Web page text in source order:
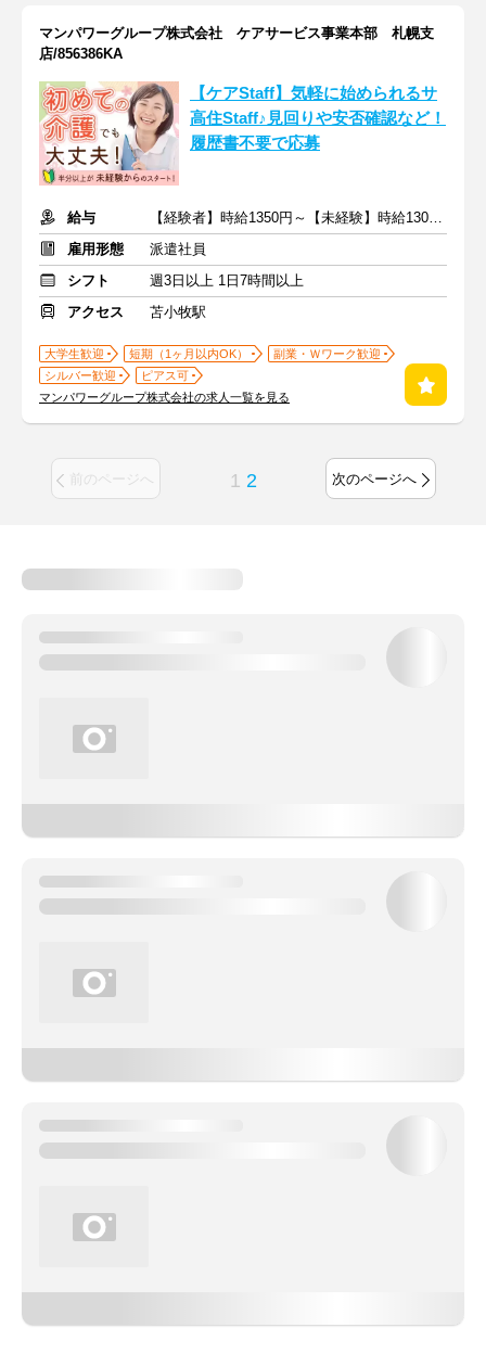
マンパワーグループ株式会社 ケアサービス事業本部 札幌支
店/856386KA
【ケアStaff】気軽に始められるサ
高住Staff♪見回りや安否確認など！
履歴書不要で応募
給与
【経験者】時給1350円～【未経験】時給1300円～ ※交通費全額
雇用形態
派遣社員
シフト
週3日以上 1日7時間以上
アクセス
苫小牧駅
大学生歓迎 短期（1ヶ月以内OK）
副業・Ｗワーク歓迎
シルバー歓迎
ピアス可
マンパワーグループ株式会社の求人一覧を見る
前のページへ 1 2 次のページへ